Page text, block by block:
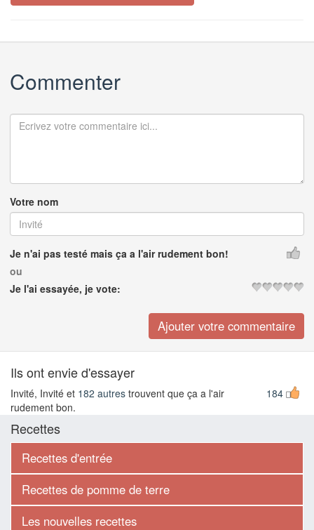
Commenter
Votre nom
Je n'ai pas testé mais ça a l'air rudement bon!
ou
Je l'ai essayée, je vote:
Ils ont envie d'essayer
184
Invité, Invité et 182 autres trouvent que ça a l'air
rudement bon.
Recettes
Recettes d'entrée
Recettes de pomme de terre
Les nouvelles recettes